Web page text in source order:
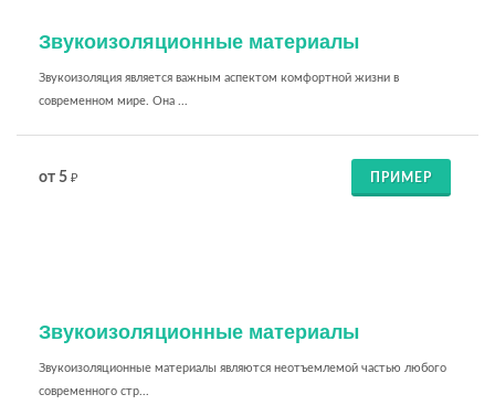
Звукоизоляционные материалы
Звукоизоляция является важным аспектом комфортной жизни в
современном мире. Она ...
от 5 ₽ ПРИМЕР
Звукоизоляционные материалы
Звукоизоляционные материалы являются неотъемлемой частью любого
современного стр...